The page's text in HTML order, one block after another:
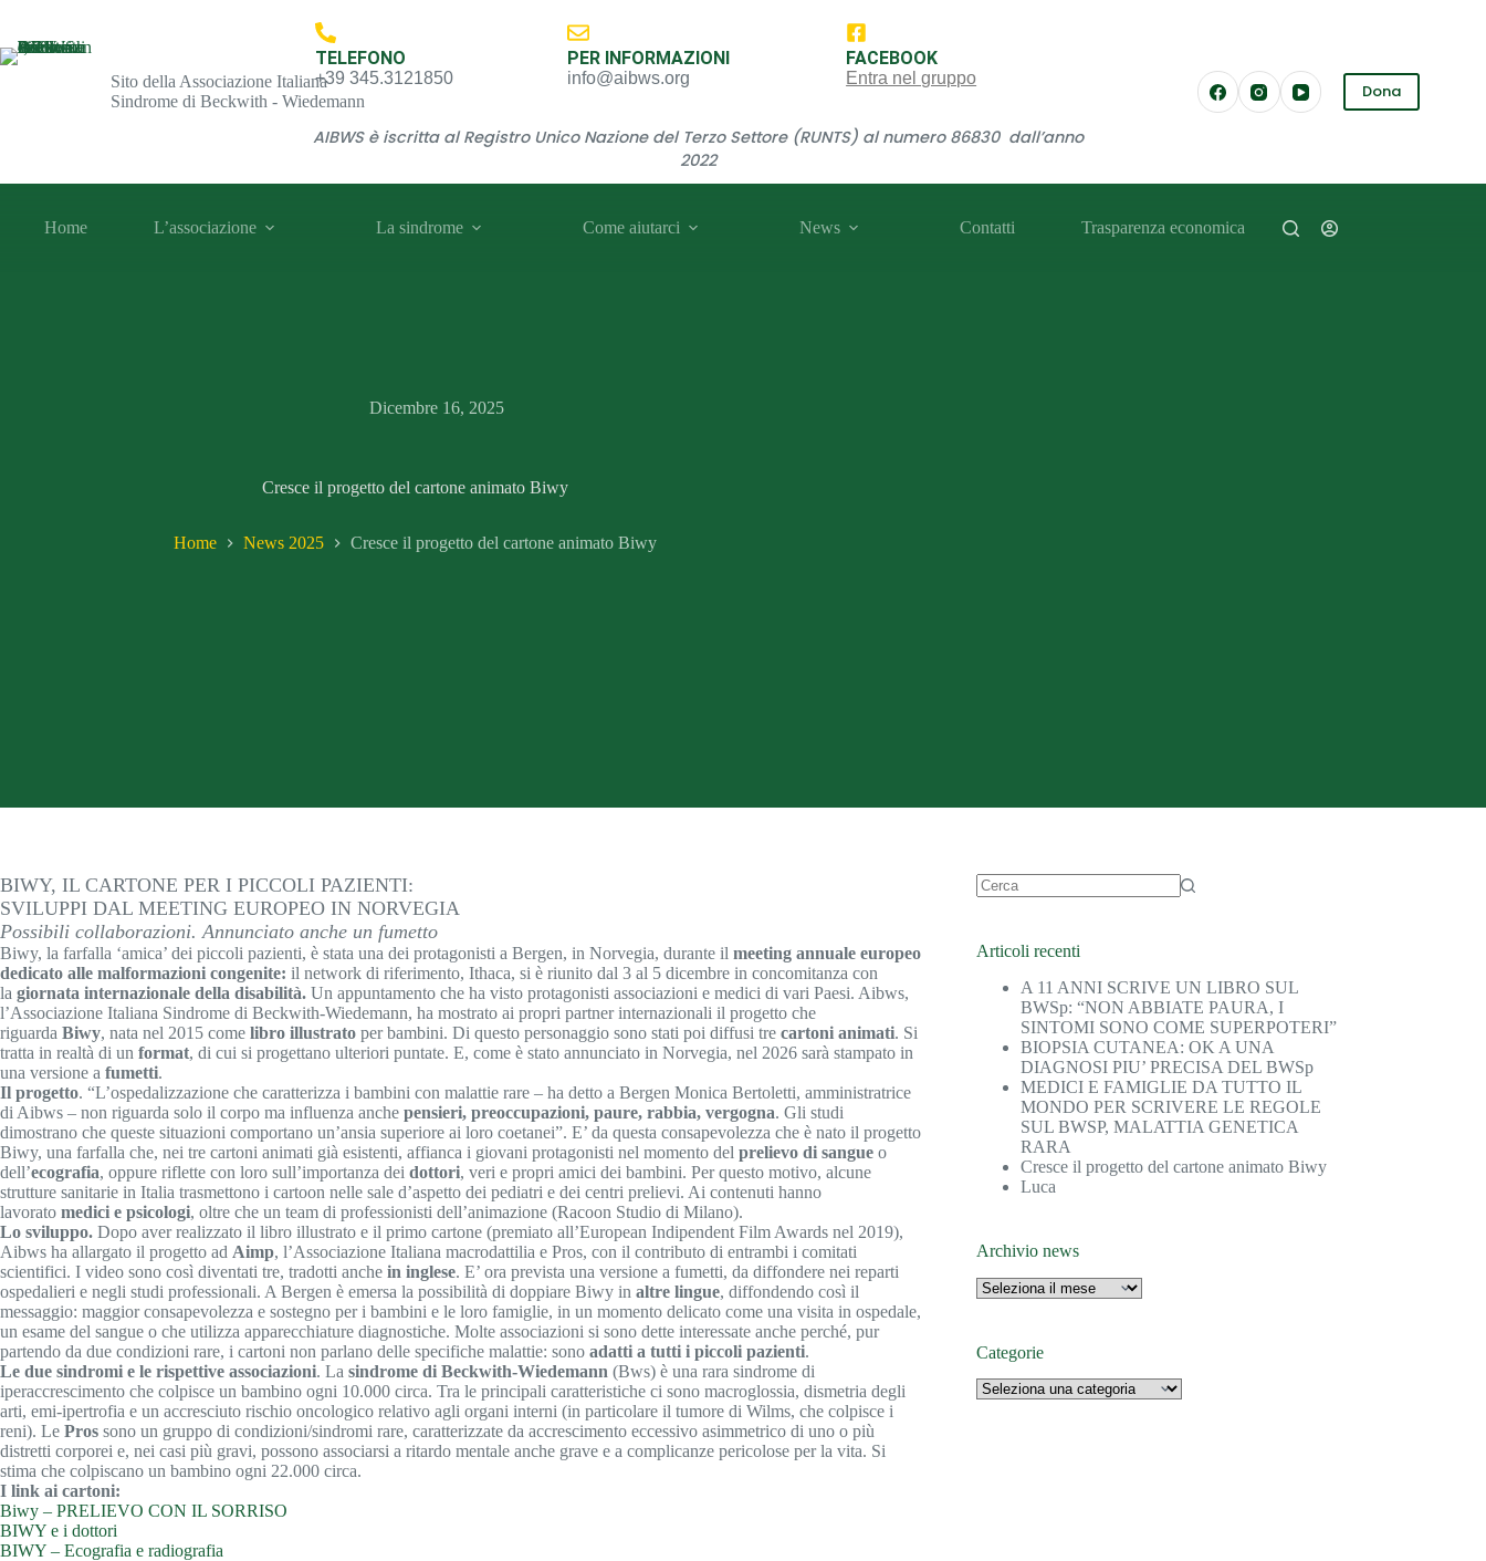
Sito della Associazione Italiana
Sindrome di Beckwith - Wiedemann
TELEFONO
+39 345.3121850
PER INFORMAZIONI
info@aibws.org
FACEBOOK
Entra nel gruppo
AIBWS è iscritta al Registro Unico Nazione del Terzo Settore (RUNTS) al numero 86830 dall’anno
2022
Dona
Home L’associazione La sindrome Come aiutarci News Contatti Trasparenza economica
Dicembre 16, 2025
Cresce il progetto del cartone animato Biwy
Home News 2025 Cresce il progetto del cartone animato Biwy
BIWY, IL CARTONE PER I PICCOLI PAZIENTI:
SVILUPPI DAL MEETING EUROPEO IN NORVEGIA
Possibili collaborazioni. Annunciato anche un fumetto
Biwy, la farfalla ‘amica’ dei piccoli pazienti, è stata una dei protagonisti a Bergen, in Norvegia, durante il meeting annuale europeo
dedicato alle malformazioni congenite: il network di riferimento, Ithaca, si è riunito dal 3 al 5 dicembre in concomitanza con
la giornata internazionale della disabilità. Un appuntamento che ha visto protagonisti associazioni e medici di vari Paesi. Aibws,
l’Associazione Italiana Sindrome di Beckwith-Wiedemann, ha mostrato ai propri partner internazionali il progetto che
riguarda Biwy, nata nel 2015 come libro illustrato per bambini. Di questo personaggio sono stati poi diffusi tre cartoni animati. Si
tratta in realtà di un format, di cui si progettano ulteriori puntate. E, come è stato annunciato in Norvegia, nel 2026 sarà stampato in
una versione a fumetti.
Il progetto. “L’ospedalizzazione che caratterizza i bambini con malattie rare – ha detto a Bergen Monica Bertoletti, amministratrice
di Aibws – non riguarda solo il corpo ma influenza anche pensieri, preoccupazioni, paure, rabbia, vergogna. Gli studi
dimostrano che queste situazioni comportano un’ansia superiore ai loro coetanei”. E’ da questa consapevolezza che è nato il progetto
Biwy, una farfalla che, nei tre cartoni animati già esistenti, affianca i giovani protagonisti nel momento del prelievo di sangue o
dell’ecografia, oppure riflette con loro sull’importanza dei dottori, veri e propri amici dei bambini. Per questo motivo, alcune
strutture sanitarie in Italia trasmettono i cartoon nelle sale d’aspetto dei pediatri e dei centri prelievi. Ai contenuti hanno
lavorato medici e psicologi, oltre che un team di professionisti dell’animazione (Racoon Studio di Milano).
Lo sviluppo. Dopo aver realizzato il libro illustrato e il primo cartone (premiato all’European Indipendent Film Awards nel 2019),
Aibws ha allargato il progetto ad Aimp, l’Associazione Italiana macrodattilia e Pros, con il contributo di entrambi i comitati
scientifici. I video sono così diventati tre, tradotti anche in inglese. E’ ora prevista una versione a fumetti, da diffondere nei reparti
ospedalieri e negli studi professionali. A Bergen è emersa la possibilità di doppiare Biwy in altre lingue, diffondendo così il
messaggio: maggior consapevolezza e sostegno per i bambini e le loro famiglie, in un momento delicato come una visita in ospedale,
un esame del sangue o che utilizza apparecchiature diagnostiche. Molte associazioni si sono dette interessate anche perché, pur
partendo da due condizioni rare, i cartoni non parlano delle specifiche malattie: sono adatti a tutti i piccoli pazienti.
Le due sindromi e le rispettive associazioni. La sindrome di Beckwith-Wiedemann (Bws) è una rara sindrome di
iperaccrescimento che colpisce un bambino ogni 10.000 circa. Tra le principali caratteristiche ci sono macroglossia, dismetria degli
arti, emi-ipertrofia e un accresciuto rischio oncologico relativo agli organi interni (in particolare il tumore di Wilms, che colpisce i
reni). Le Pros sono un gruppo di condizioni/sindromi rare, caratterizzate da accrescimento eccessivo asimmetrico di uno o più
distretti corporei e, nei casi più gravi, possono associarsi a ritardo mentale anche grave e a complicanze pericolose per la vita. Si
stima che colpiscano un bambino ogni 22.000 circa.
I link ai cartoni:
Biwy – PRELIEVO CON IL SORRISO
BIWY e i dottori
BIWY – Ecografia e radiografia
Articoli recenti
A 11 ANNI SCRIVE UN LIBRO SUL
BWSp: “NON ABBIATE PAURA, I
SINTOMI SONO COME SUPERPOTERI”
BIOPSIA CUTANEA: OK A UNA
DIAGNOSI PIU’ PRECISA DEL BWSp
MEDICI E FAMIGLIE DA TUTTO IL
MONDO PER SCRIVERE LE REGOLE
SUL BWSP, MALATTIA GENETICA
RARA
Cresce il progetto del cartone animato Biwy
Luca
Archivio news
Categorie